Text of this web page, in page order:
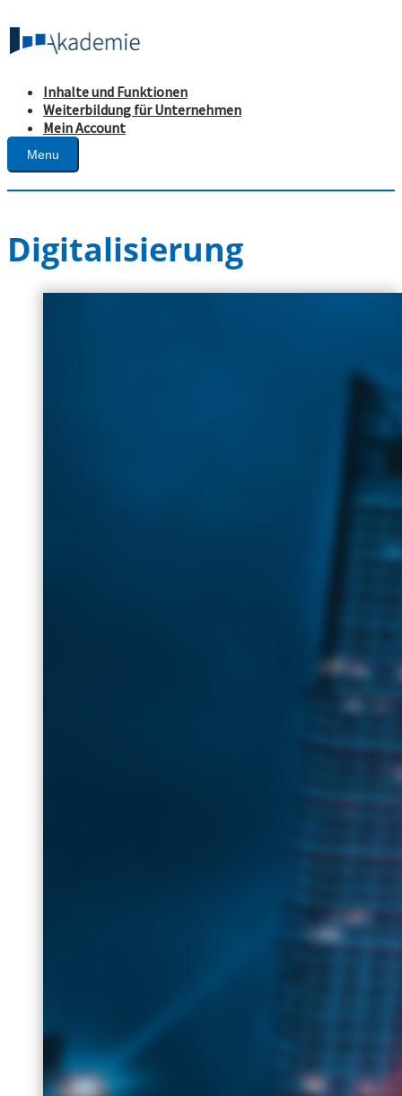
Inhalte und Funktionen
Weiterbildung für Unternehmen
Mein Account
Menu
Digitalisierung